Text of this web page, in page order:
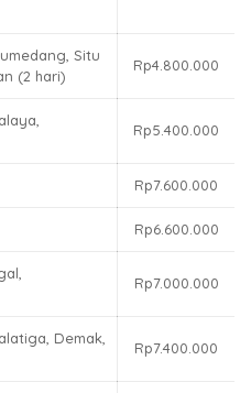
Situ
(2 hari)
Rp4.800.000
Rp5.400.000
Rp7.600.000
Rp6.600.000
Rp7.000.000
Demak,
Rp7.400.000